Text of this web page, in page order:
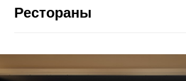
Рестораны